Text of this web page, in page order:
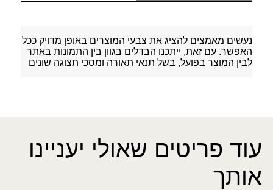
נעשים מאמצים להציג את צבעי המוצרים באופן מדויק ככל
האפשר. עם זאת, ייתכנו הבדלים בגוון בין התמונות באתר
לבין המוצר בפועל, בשל תנאי תאורה ומסכי תצוגה שונים
עוד פריטים שאולי יעניינו
אותך